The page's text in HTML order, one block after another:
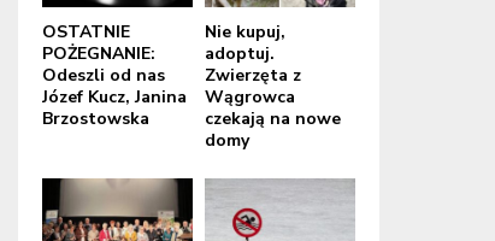
OSTATNIE
POŻEGNANIE:
Odeszli od nas
Józef Kucz, Janina
Brzostowska
Nie kupuj,
adoptuj.
Zwierzęta z
Wągrowca
czekają na nowe
domy